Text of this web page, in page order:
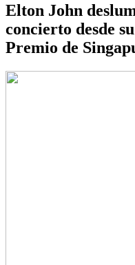
Elton John
concierto desde
Premio de